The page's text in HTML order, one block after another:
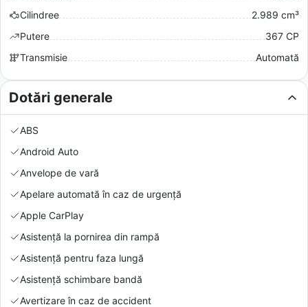
Cilindree
2.989 cm³
Putere
367 CP
Transmisie
Automată
Dotări generale
ABS
Android Auto
Anvelope de vară
Apelare automată în caz de urgență
Apple CarPlay
Asistență la pornirea din rampă
Asistență pentru faza lungă
Asistență schimbare bandă
Avertizare în caz de accident